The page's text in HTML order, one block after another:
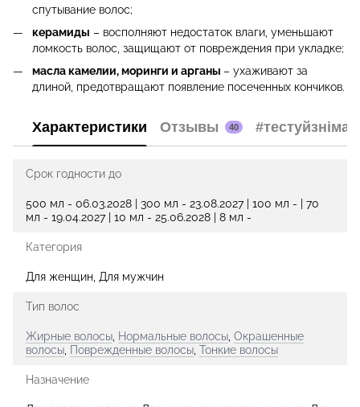
спутывание волос;
керамиды – восполняют недостаток влаги, уменьшают
ломкость волос, защищают от повреждения при укладке;
масла камелии, моринги и арганы – ухаживают за
длиной, предотвращают появление посеченных кончиков.
Характеристики Отзывы 40
Срок годности до
500 мл - 06.03.2028 | 300 мл - 23.08.2027 | 100 мл - | 70
мл - 19.04.2027 | 10 мл - 25.06.2028 | 8 мл -
Категория
Для женщин, Для мужчин
Тип волос
Жирные волосы, Нормальные волосы, Окрашенные
волосы, Поврежденные волосы, Тонкие волосы
Назначение